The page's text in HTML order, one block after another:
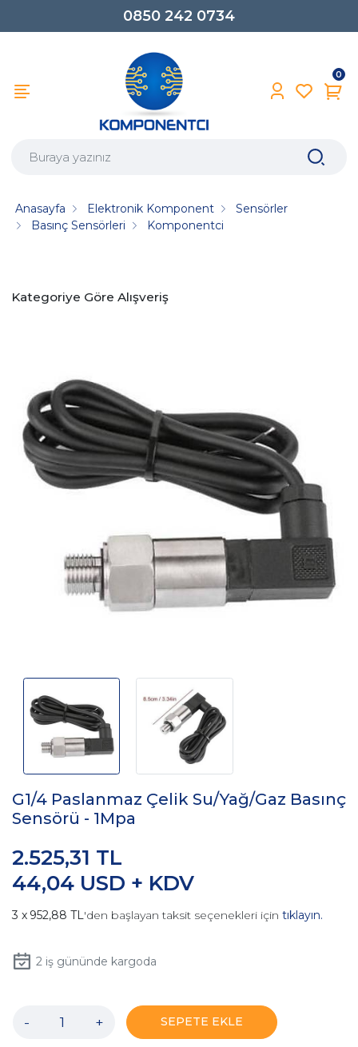
0850 242 0734
0
Anasayfa Elektronik Komponent
Sensörler
Basınç Sensörleri
Komponentci
Kategoriye Göre Alışveriş
G1/4 Paslanmaz Çelik Su/Yağ/Gaz Basınç
Sensörü - 1Mpa
44,04 USD + KDV
2.525,31 TL
952,88 TL'den başlayan taksit seçenekleri için tıklayın.
2iş gününde kargoda
- + SEPETE EKLE